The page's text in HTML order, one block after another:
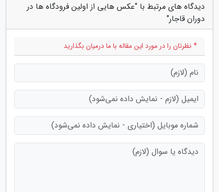
دیدگاه های مرتبط با "عکس هایی از اولین فرودگاه ها در
دوران قاجار"
* نظرتان را در مورد این مقاله با ما درمیان بگذارید